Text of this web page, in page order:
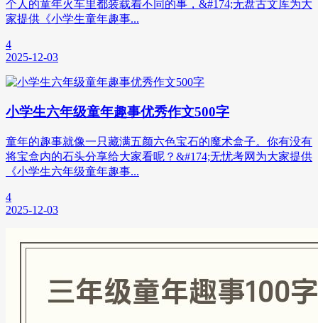
个人的童年火车里都装载着不同的事，&#174;无盘古文库为大
家提供《小学生童年趣事...
4
2025-12-03
小学生六年级童年趣事优秀作文500字
童年的趣事就像一只藏满五颜六色宝石的魔术盒子。你有没有
将宝盒内的石头分享给大家看呢？&#174;无忧考网为大家提供
《小学生六年级童年趣事...
4
2025-12-03